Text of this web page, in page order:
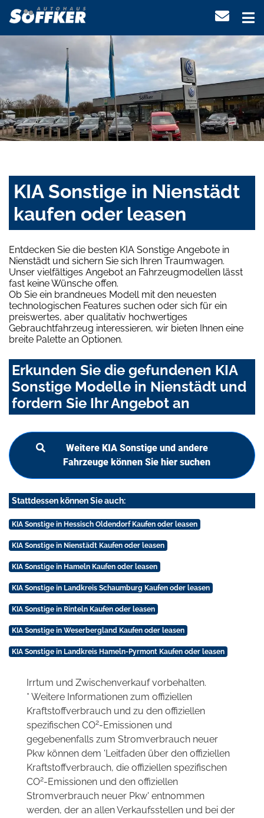
KIA Sonstige in Nienstädt
kaufen oder leasen
Entdecken Sie die besten KIA Sonstige Angebote in
Nienstädt und sichern Sie sich Ihren Traumwagen.
Unser vielfältiges Angebot an Fahrzeugmodellen lässt
fast keine Wünsche offen.
Ob Sie ein brandneues Modell mit den neuesten
technologischen Features suchen oder sich für ein
preiswertes, aber qualitativ hochwertiges
Gebrauchtfahrzeug interessieren, wir bieten Ihnen eine
breite Palette an Optionen.
Erkunden Sie die gefundenen KIA
Sonstige Modelle in Nienstädt und
fordern Sie Ihr Angebot an
Weitere KIA Sonstige und andere
Fahrzeuge können Sie hier suchen
Stattdessen können Sie auch:
KIA Sonstige in Hessisch Oldendorf Kaufen oder leasen
KIA Sonstige in Nienstädt Kaufen oder leasen
KIA Sonstige in Hameln Kaufen oder leasen
KIA Sonstige in Landkreis Schaumburg Kaufen oder leasen
KIA Sonstige in Rinteln Kaufen oder leasen
KIA Sonstige in Weserbergland Kaufen oder leasen
KIA Sonstige in Landkreis Hameln-Pyrmont Kaufen oder leasen
Irrtum und Zwischenverkauf vorbehalten.
* Weitere Informationen zum offiziellen
Kraftstoffverbrauch und zu den offiziellen
spezifischen CO2-Emissionen und
gegebenenfalls zum Stromverbrauch neuer
Pkw können dem 'Leitfaden über den offiziellen
Kraftstoffverbrauch, die offiziellen spezifischen
CO2-Emissionen und den offiziellen
Stromverbrauch neuer Pkw' entnommen
werden, der an allen Verkaufsstellen und bei der